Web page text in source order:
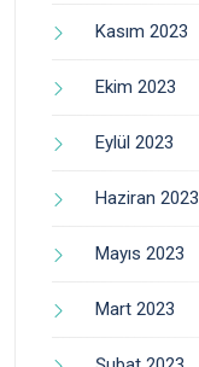
Kasım 2023
Ekim 2023
Eylül 2023
Haziran 2023
Mayıs 2023
Mart 2023